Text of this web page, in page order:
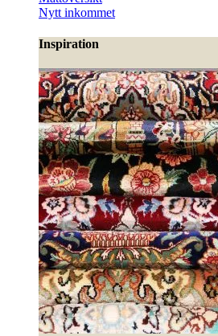
Nytt inkommet
Inspiration